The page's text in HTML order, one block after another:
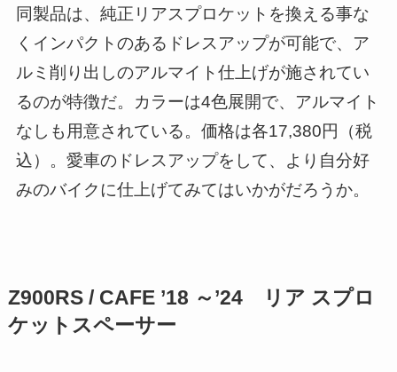
同製品は、純正リアスプロケットを換える事な
くインパクトのあるドレスアップが可能で、ア
ルミ削り出しのアルマイト仕上げが施されてい
るのが特徴だ。カラーは4色展開で、アルマイト
なしも用意されている。価格は各17,380円（税
込）。愛車のドレスアップをして、より自分好
みのバイクに仕上げてみてはいかがだろうか。
Z900RS / CAFE ’18 ～’24 リア スプロ
ケットスペーサー